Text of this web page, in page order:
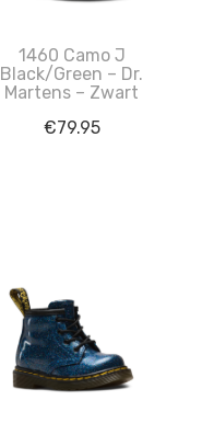
1460 Camo J
Black/Green – Dr.
Martens – Zwart
€79.95